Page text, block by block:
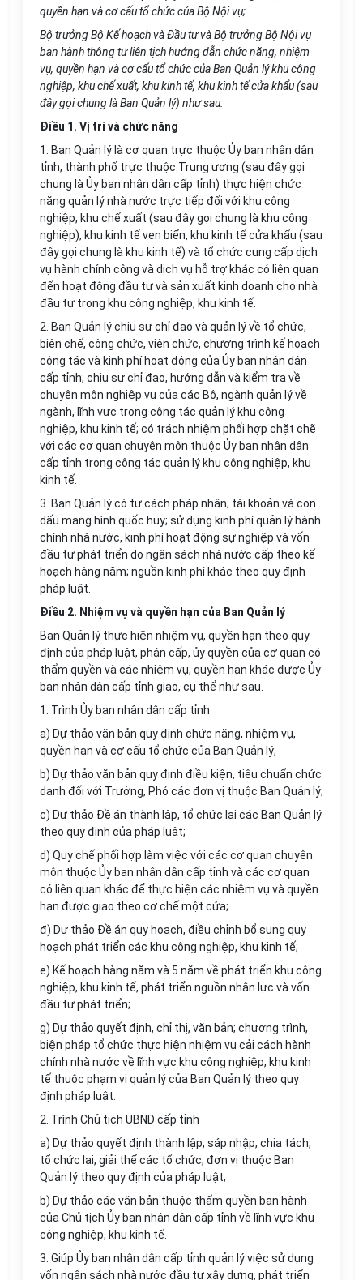
quyền hạn và cơ cấu tổ chức của Bộ Nội vụ;
Bộ trưởng Bộ Kế hoạch và Đầu tư và Bộ trưởng Bộ Nội vụ
ban hành thông tư liên tịch hướng dẫn chức năng, nhiệm
vụ, quyền hạn và cơ cấu tổ chức của Ban Quản lý khu công
nghiệp, khu chế xuất, khu kinh tế, khu kinh tế cửa khẩu (sau
đây gọi chung là Ban Quản lý) như sau:
Điều 1. Vị trí và chức năng
1. Ban Quản lý là cơ quan trực thuộc Ủy ban nhân dân
tỉnh, thành phố trực thuộc Trung ương (sau đây gọi
chung là Ủy ban nhân dân cấp tỉnh) thực hiện chức
năng quản lý nhà nước trực tiếp đối với khu công
nghiệp, khu chế xuất (sau đây gọi chung là khu công
nghiệp), khu kinh tế ven biển, khu kinh tế cửa khẩu (sau
đây gọi chung là khu kinh tế) và tổ chức cung cấp dịch
vụ hành chính công và dịch vụ hỗ trợ khác có liên quan
đến hoạt động đầu tư và sản xuất kinh doanh cho nhà
đầu tư trong khu công nghiệp, khu kinh tế.
2. Ban Quản lý chịu sự chỉ đạo và quản lý về tổ chức,
biên chế, công chức, viên chức, chương trình kế hoạch
công tác và kinh phí hoạt động của Ủy ban nhân dân
cấp tỉnh; chịu sự chỉ đạo, hướng dẫn và kiểm tra về
chuyên môn nghiệp vụ của các Bộ, ngành quản lý về
ngành, lĩnh vực trong công tác quản lý khu công
nghiệp, khu kinh tế; có trách nhiệm phối hợp chặt chẽ
với các cơ quan chuyên môn thuộc Ủy ban nhân dân
cấp tỉnh trong công tác quản lý khu công nghiệp, khu
kinh tế.
3. Ban Quản lý có tư cách pháp nhân; tài khoản và con
dấu mang hình quốc huy; sử dụng kinh phí quản lý hành
chính nhà nước, kinh phí hoạt động sự nghiệp và vốn
đầu tư phát triển do ngân sách nhà nước cấp theo kế
hoạch hàng năm; nguồn kinh phí khác theo quy định
pháp luật.
Điều 2. Nhiệm vụ và quyền hạn của Ban Quản lý
Ban Quản lý thực hiện nhiệm vụ, quyền hạn theo quy
định của pháp luật, phân cấp, ủy quyền của cơ quan có
thẩm quyền và các nhiệm vụ, quyền hạn khác được Ủy
ban nhân dân cấp tỉnh giao, cụ thể như sau.
1. Trình Ủy ban nhân dân cấp tỉnh
a) Dự thảo văn bản quy định chức năng, nhiệm vụ,
quyền hạn và cơ cấu tổ chức của Ban Quản lý;
b) Dự thảo văn bản quy định điều kiện, tiêu chuẩn chức
danh đối với Trưởng, Phó các đơn vị thuộc Ban Quản lý;
c) Dự thảo Đề án thành lập, tổ chức lại các Ban Quản lý
theo quy định của pháp luật;
d) Quy chế phối hợp làm việc với các cơ quan chuyên
môn thuộc Ủy ban nhân dân cấp tỉnh và các cơ quan
có liên quan khác để thực hiện các nhiệm vụ và quyền
hạn được giao theo cơ chế một cửa;
đ) Dự thảo Đề án quy hoạch, điều chỉnh bổ sung quy
hoạch phát triển các khu công nghiệp, khu kinh tế;
e) Kế hoạch hàng năm và 5 năm về phát triển khu công
nghiệp, khu kinh tế, phát triển nguồn nhân lực và vốn
đầu tư phát triển;
g) Dự thảo quyết định, chỉ thị, văn bản; chương trình,
biện pháp tổ chức thực hiện nhiệm vụ cải cách hành
chính nhà nước về lĩnh vực khu công nghiệp, khu kinh
tế thuộc phạm vi quản lý của Ban Quản lý theo quy
định pháp luật.
2. Trình Chủ tịch UBND cấp tỉnh
a) Dự thảo quyết định thành lập, sáp nhập, chia tách,
tổ chức lại, giải thể các tổ chức, đơn vị thuộc Ban
Quản lý theo quy định của pháp luật;
b) Dự thảo các văn bản thuộc thẩm quyền ban hành
của Chủ tịch Ủy ban nhân dân cấp tỉnh về lĩnh vực khu
công nghiệp, khu kinh tế.
3. Giúp Ủy ban nhân dân cấp tỉnh quản lý việc sử dụng
vốn ngân sách nhà nước đầu tư xây dựng, phát triển